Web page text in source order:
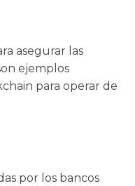
asegurar las
ejemplos
para operar de
por los bancos